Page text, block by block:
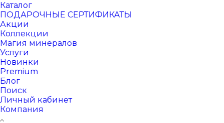
Каталог
ПОДАРОЧНЫЕ СЕРТИФИКАТЫ
Акции
Коллекции
Магия минералов
Услуги
Новинки
Premium
Блог
Поиск
Личный кабинет
Компания